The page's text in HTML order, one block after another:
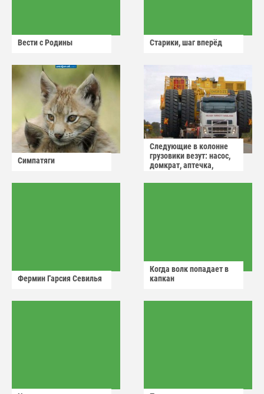
Вести с Родины Старики, шаг вперёд
Симпатяги
Следующие в колонне
грузовики везут: насос,
домкрат, аптечка,
Фермин Гарсия Севилья
Когда волк попадает в
капкан